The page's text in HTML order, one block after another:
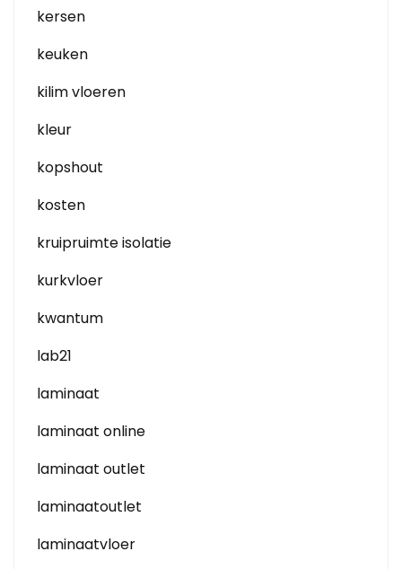
kersen
keuken
kilim vloeren
kleur
kopshout
kosten
kruipruimte isolatie
kurkvloer
kwantum
lab21
laminaat
laminaat online
laminaat outlet
laminaatoutlet
laminaatvloer